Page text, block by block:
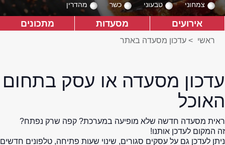
צמחוני טבעוני כשר מהדרין
אירועים מסעדות מתכונים
ראשי > עדכון מסעדה באתר
עדכון מסעדה או עסק בתחום
האוכל
ראית מסעדה חדשה שלא מופיעה במערכת? קפה שרק נפתח?
זה המקום לעדכן אותנו!
ניתן לעדכן גם על עסקים סגורים, שינוי שעות פתיחה, טלפונים חדשים